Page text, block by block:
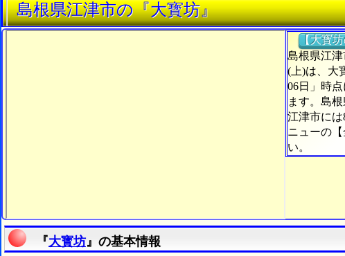
島根県江津市の『大寳坊』
【大寳
島根県江
(上)は、大
06日」時
ます。島
江津市に
ニューの
い。
『大寳坊』の基本情報